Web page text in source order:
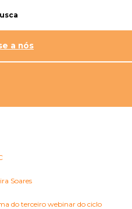
a nós
Soares
do terceiro webinar do ciclo